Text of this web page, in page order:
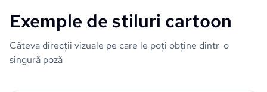
Exemple de stiluri cartoon
Câteva direcții vizuale pe care le poți obține dintr-o
singură poză